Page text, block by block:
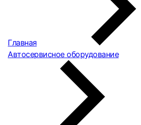
Главная
Автосервисное оборудование